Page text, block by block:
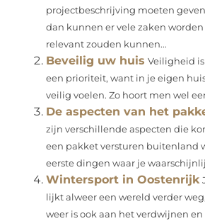
projectbeschrijving moeten
dan kunnen er vele zaken
relevant zouden kunnen...
Beveilig uw huis Veiligheid
een prioriteit, want in je eigen
veilig voelen. Zo hoort men wel
De aspecten van het
zijn verschillende aspecten die
een pakket versturen buitenland
eerste dingen waar je
Wintersport in Oostenrijk
lijkt alweer een wereld verder
weer is ook aan het verdwijnen